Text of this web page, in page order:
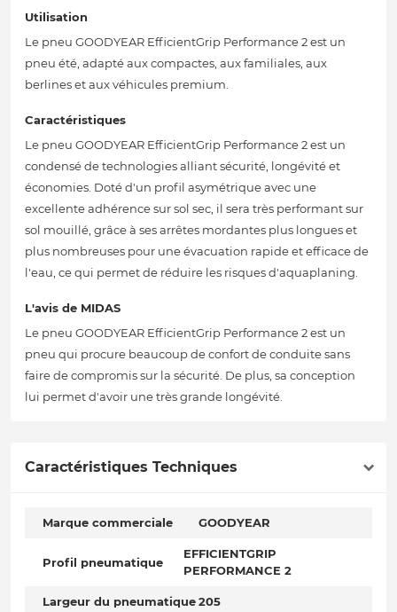
Utilisation
Le pneu GOODYEAR EfficientGrip Performance 2 est un
pneu été, adapté aux compactes, aux familiales, aux
berlines et aux véhicules premium.
Caractéristiques
Le pneu GOODYEAR EfficientGrip Performance 2 est un
condensé de technologies alliant sécurité, longévité et
économies. Doté d'un profil asymétrique avec une
excellente adhérence sur sol sec, il sera très performant sur
sol mouillé, grâce à ses arrêtes mordantes plus longues et
plus nombreuses pour une évacuation rapide et efficace de
l'eau, ce qui permet de réduire les risques d'aquaplaning.
L'avis de MIDAS
Le pneu GOODYEAR EfficientGrip Performance 2 est un
pneu qui procure beaucoup de confort de conduite sans
faire de compromis sur la sécurité. De plus, sa conception
lui permet d'avoir une très grande longévité.
Caractéristiques Techniques
Marque commerciale GOODYEAR
Profil pneumatique
EFFICIENTGRIP
PERFORMANCE 2
Largeur du pneumatique205